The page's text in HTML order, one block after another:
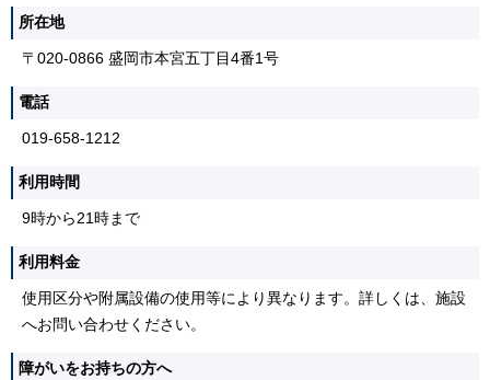
所在地
〒020-0866 盛岡市本宮五丁目4番1号
電話
019-658-1212
利用時間
9時から21時まで
利用料金
使用区分や附属設備の使用等により異なります。詳しくは、施設
へお問い合わせください。
障がいをお持ちの方へ